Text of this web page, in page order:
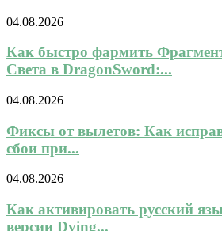
04.08.2026
Как быстро фармить
Света в DragonSword:...
04.08.2026
Фиксы от вылетов: Как
сбои при...
04.08.2026
Как активировать русский
версии Dying...